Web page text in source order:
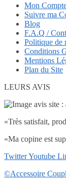
Mon
Suivre ma
Blog
F.A.Q /
Politique de
Conditions
Mentions
Plan du Site
LEURS AVIS
«Très satisfait,
«Ma copine est
TwitterYoutube
©Accessoire